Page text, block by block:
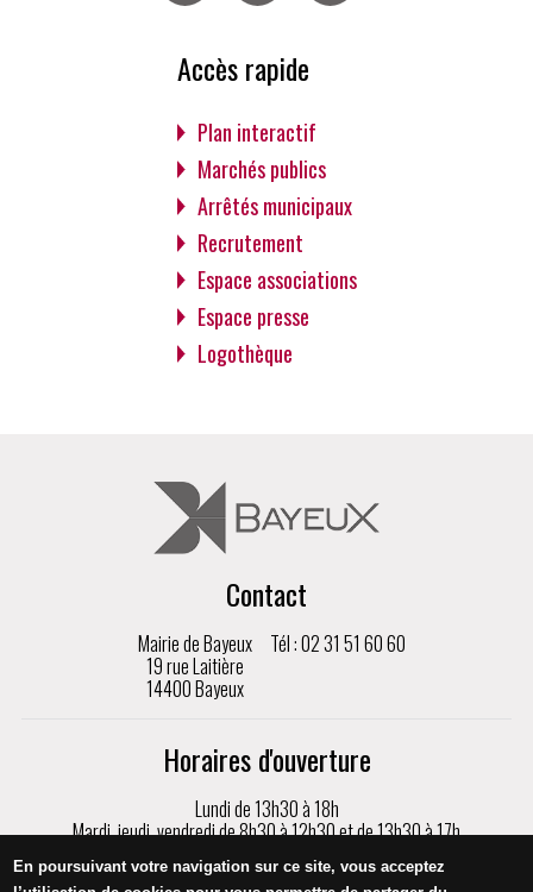
Accès rapide
Plan interactif
Marchés publics
Arrêtés municipaux
Recrutement
Espace associations
Espace presse
Logothèque
Contact
Mairie de Bayeux
19 rue Laitière
14400 Bayeux
Tél : 02 31 51 60 60
Horaires d'ouverture
Lundi de 13h30 à 18h
Mardi, jeudi, vendredi de 8h30 à 12h30 et de 13h30 à 17h
Mercredi de 8h30 à 17h
Samedi de 9h à 12h, sur rendez-vous uniquement
En poursuivant votre navigation sur ce site, vous acceptez